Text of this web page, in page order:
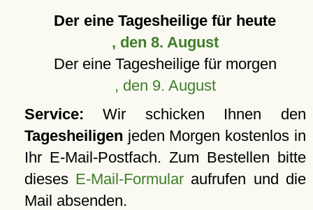
Der eine Tagesheilige für heute
, den 8. August
Der eine Tagesheilige für morgen
, den 9. August
Service: Wir schicken Ihnen den
Tagesheiligen jeden Morgen kostenlos in
Ihr E-Mail-Postfach. Zum Bestellen bitte
dieses E-Mail-Formular aufrufen und die
Mail absenden.